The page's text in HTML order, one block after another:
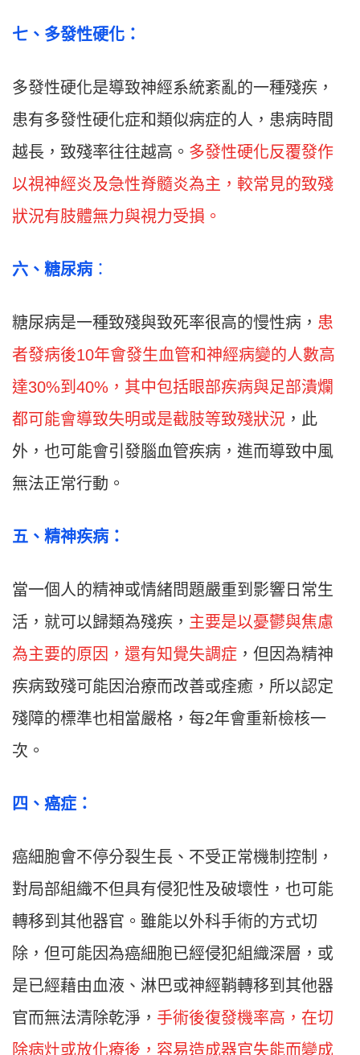
七 、 多發性硬化：
多發性硬化是導致神經系統紊亂的一種殘疾，
患有多發性硬化症和類似病症的人，患病時間
越長，致殘率往往越高。 多發性硬化反覆發作
以視神經炎及急性脊髓炎為主，較常見的致殘
狀況有肢體無力與視力受損。
六 、 糖尿病 ：
糖尿病是一種致殘與致死率很高的慢性病， 患
者發病後10年會發生血管和神經病變的人數高
達30%到40%，其中包括眼部疾病與足部潰爛
都可能會導致失明或是截肢等致殘狀況 ，此
外，也可能會引發腦血管疾病，進而導致中風
無法正常行動。
五 、 精神疾病：
當一個人的精神或情緒問題嚴重到影響日常生
活，就可以歸類為殘疾， 主要是以憂鬱與焦慮
為主要的原因，還有知覺失調症 ，但因為精神
疾病致殘可能因治療而改善或痊癒，所以認定
殘障的標準也相當嚴格，每2年會重新檢核一
次。
四 、 癌症：
癌細胞會不停分裂生長、不受正常機制控制，
對局部組織不但具有侵犯性及破壞性，也可能
轉移到其他器官。雖能以外科手術的方式切
除，但可能因為癌細胞已經侵犯組織深層，或
是已經藉由血液、淋巴或神經鞘轉移到其他器
官而無法清除乾淨， 手術後復發機率高，在切
除病灶或放化療後，容易造成器官失能而變成